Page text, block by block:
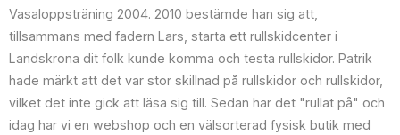
Vasaloppsträning 2004. 2010 bestämde han sig att,
tillsammans med fadern Lars, starta ett rullskidcenter i
Landskrona dit folk kunde komma och testa rullskidor. Patrik
hade märkt att det var stor skillnad på rullskidor och rullskidor,
vilket det inte gick att läsa sig till. Sedan har det "rullat på" och
idag har vi en webshop och en välsorterad fysisk butik med